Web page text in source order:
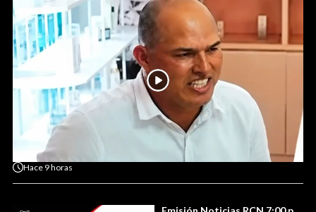
Hace 9 horas